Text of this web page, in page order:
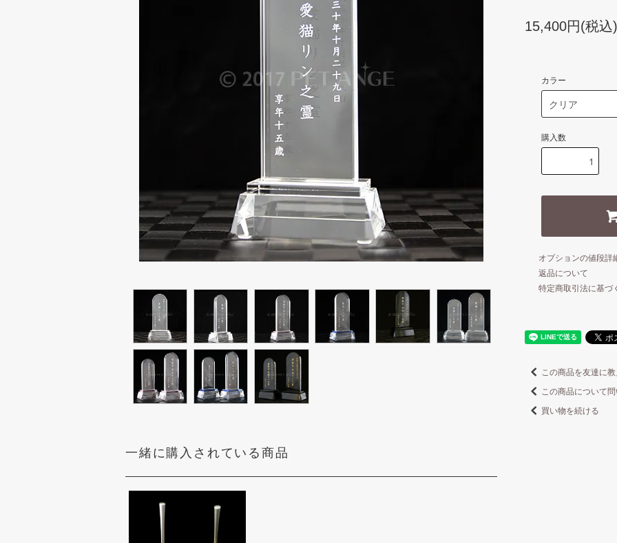
一緒に購入されている商品
15,400円(税込)
カラー
購入数
オプションの値段詳
返品について
特定商取引法に基づ
この商品を友達に教
この商品について
買い物を続ける